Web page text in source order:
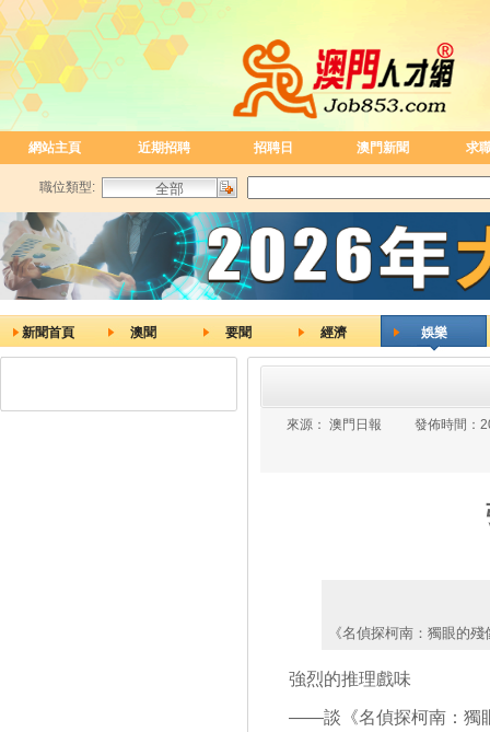
網站主頁 近期招聘 招聘日 澳門新聞 求
職位類型:
新聞首頁 澳聞 要聞 經濟 娛樂
來源： 澳門日報 發佈時間：
《名偵探柯南：獨眼的殘
強烈的推理戲味
——談《名偵探柯南：獨